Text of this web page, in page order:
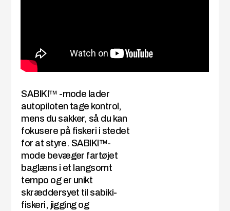
SABIKI™ -mode lader
autopiloten tage kontrol,
mens du sakker, så du kan
fokusere på fiskeri i stedet
for at styre. SABIKI™-
mode bevæger fartøjet
baglæns i et langsomt
tempo og er unikt
skræddersyet til sabiki-
fiskeri, jigging og